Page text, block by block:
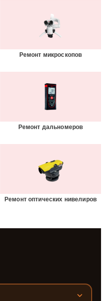
Ремонт микроскопов
Ремонт дальномеров
Ремонт оптических нивелиров